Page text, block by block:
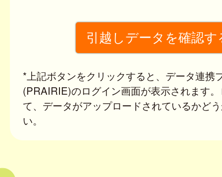
*上記ボタンをクリックすると、データ連携
(PRAIRIE)のログイン画面が表示されます
て、データがアップロードされているかど
い。